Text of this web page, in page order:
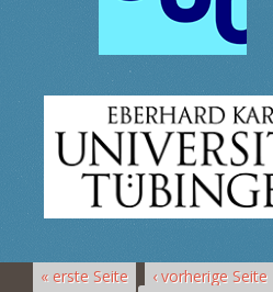
« erste Seite ‹ vorherige Seite